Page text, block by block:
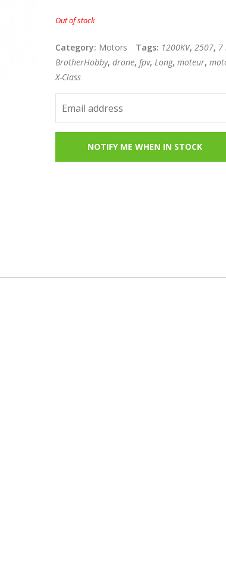
Out of stock
Category: Motors Tags: 1200KV,2507, 7
BrotherHobby,drone,fpv,Long,moteur,
X-Class